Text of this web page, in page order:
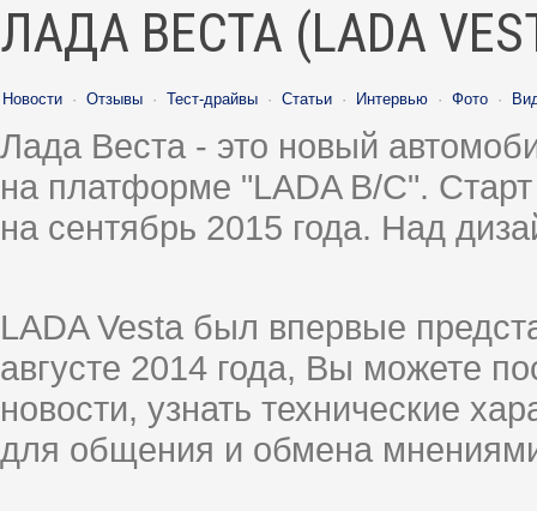
ЛАДА ВЕСТА (LADA
Новости · Отзывы · Тест-драйвы · Статьи · Интервью · Фото ·
Лада Веста - это новый
на платформе "LADA B/C".
на сентябрь 2015 года. Над
LADA Vesta был впервые
августе 2014 года, Вы можете
новости, узнать технические
для общения и обмена